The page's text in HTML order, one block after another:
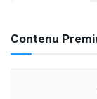
Contenu